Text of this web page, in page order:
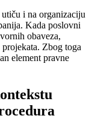
i na organizaciju
Kada poslovni
obaveza,
Zbog toga
element pravne